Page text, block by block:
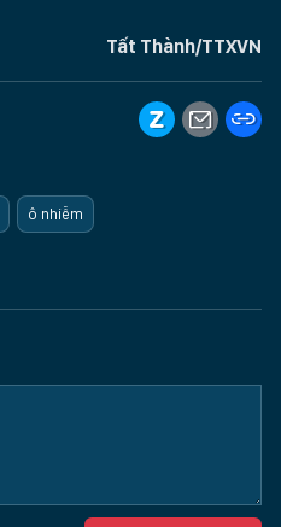
Tất Thành/TTXVN
ô nhiễm